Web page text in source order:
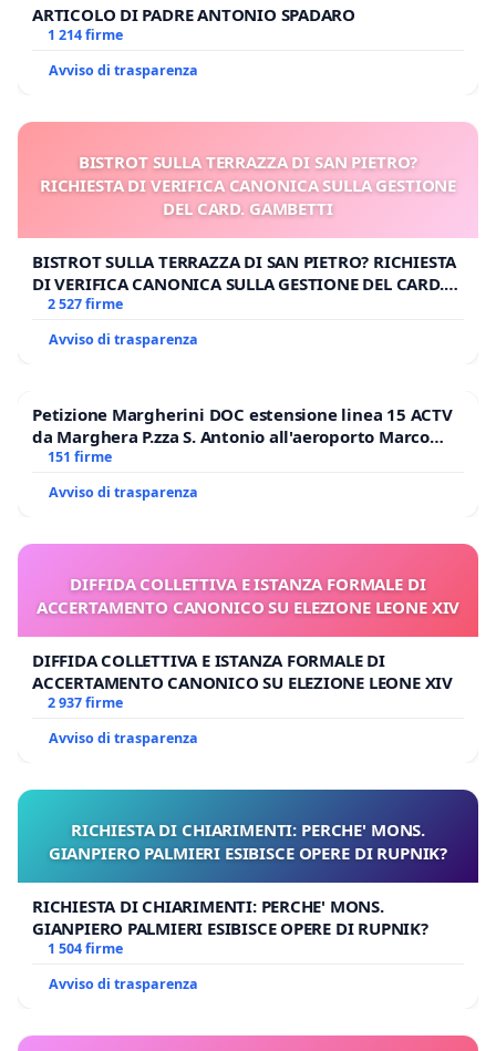
ARTICOLO DI PADRE ANTONIO SPADARO
1 214 firme
Avviso di trasparenza
BISTROT SULLA TERRAZZA DI SAN PIETRO?
RICHIESTA DI VERIFICA CANONICA SULLA GESTIONE
DEL CARD. GAMBETTI
BISTROT SULLA TERRAZZA DI SAN PIETRO? RICHIESTA
DI VERIFICA CANONICA SULLA GESTIONE DEL CARD.
GAMBETTI
2 527 firme
Avviso di trasparenza
Petizione Margherini DOC estensione linea 15 ACTV
da Marghera P.zza S. Antonio all'aeroporto Marco
Polo tariffa a € 1,50
151 firme
Avviso di trasparenza
DIFFIDA COLLETTIVA E ISTANZA FORMALE DI
ACCERTAMENTO CANONICO SU ELEZIONE LEONE XIV
DIFFIDA COLLETTIVA E ISTANZA FORMALE DI
ACCERTAMENTO CANONICO SU ELEZIONE LEONE XIV
2 937 firme
Avviso di trasparenza
RICHIESTA DI CHIARIMENTI: PERCHE' MONS.
GIANPIERO PALMIERI ESIBISCE OPERE DI RUPNIK?
RICHIESTA DI CHIARIMENTI: PERCHE' MONS.
GIANPIERO PALMIERI ESIBISCE OPERE DI RUPNIK?
1 504 firme
Avviso di trasparenza